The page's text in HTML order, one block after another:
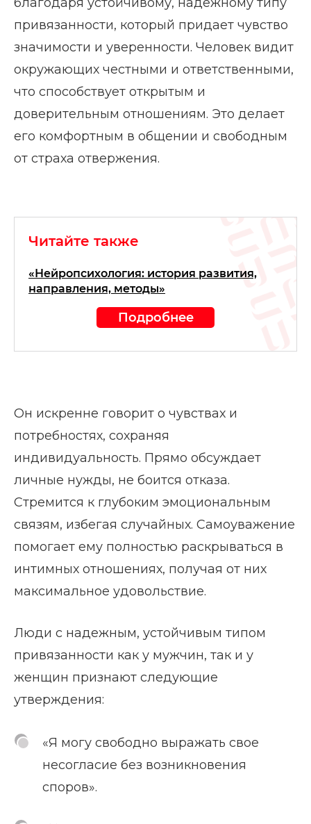
привязанности, который придает чувство
значимости и уверенности. Человек видит
окружающих честными и ответственными,
что способствует открытым и
доверительным отношениям. Это делает
его комфортным в общении и свободным
от страха отвержения.
Читайте также
«Нейропсихология: история развития,
направления, методы»
Подробнее
Он искренне говорит о чувствах и
потребностях, сохраняя
индивидуальность. Прямо обсуждает
личные нужды, не боится отказа.
Стремится к глубоким эмоциональным
связям, избегая случайных. Самоуважение
помогает ему полностью раскрываться в
интимных отношениях, получая от них
максимальное удовольствие.
Люди с надежным, устойчивым типом
привязанности как у мужчин, так и у
женщин признают следующие
утверждения:
«Я могу свободно выражать свое
несогласие без возникновения
споров».